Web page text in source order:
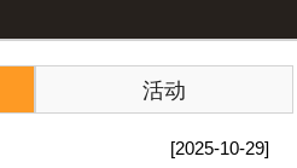
活动
[2025-10-29]